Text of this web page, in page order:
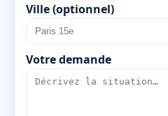
Ville (optionnel)
Votre demande